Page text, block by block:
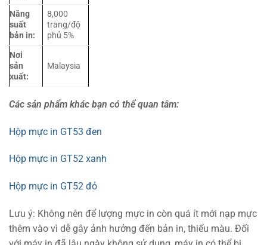
Năng
suất
bản in:
8,000
trang/độ
phủ 5%
Nơi
sản
xuất:
Malaysia
Các sản phẩm khác bạn có thể quan tâm:
Hộp mực in GT53 đen
Hộp mực in GT52 xanh
Hộp mực in GT52 đỏ
Lưu ý: Không nên để lượng mực in còn quá ít mới nạp mực
thêm vào vì dễ gây ảnh hưởng đến bản in, thiếu màu. Đối